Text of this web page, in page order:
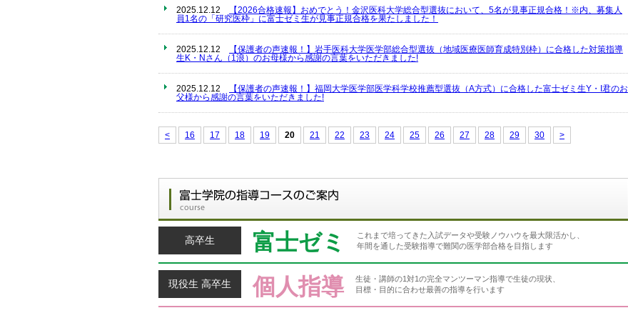
2025.12.12
【2026合格速報】おめでとう！金沢医科大学総合型選抜において、5名が見事正規合格！※内、募集人
員1名の「研究医枠」に富士ゼミ生が見事正規合格を果たしました！
2025.12.12
【保護者の声速報！】岩手医科大学医学部総合型選抜（地域医療医師育成特別枠）に合格した対策指導
生K・Nさん（1浪）のお母様から感謝の言葉をいただきました!
2025.12.12
【保護者の声速報！】福岡大学医学部医学科学校推薦型選抜（A方式）に合格した富士ゼミ生Y・I君のお
父様から感謝の言葉をいただきました!
< 16 17 18 19 20 21 22 23 24 25 26 27 28 29 30 >
高卒生 富士ゼミ
これまで培ってきた入試データや受験ノウハウを最大限活かし、
年間を通した受験指導で難関の医学部合格を目指します
現役生 高卒生 個人指導
生徒・講師の1対1の完全マンツーマン指導で生徒の現状、
目標・目的に合わせ最善の指導を行います